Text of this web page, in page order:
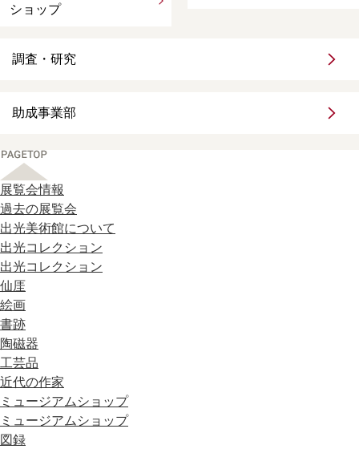
ショップ
調査・研究
助成事業部
展覧会情報
過去の展覧会
出光美術館について
出光コレクション
出光コレクション
仙厓
絵画
書跡
陶磁器
工芸品
近代の作家
ミュージアムショップ
ミュージアムショップ
図録